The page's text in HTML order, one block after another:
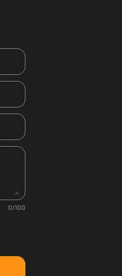
0/100